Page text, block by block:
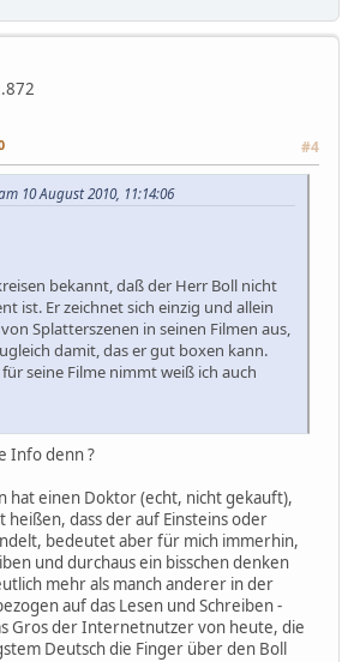
#4
10 August 2010, 11:14:06
bekannt, daß der Herr Boll nicht
ist. Er zeichnet sich einzig und allein
Splatterszenen in seinen Filmen aus,
damit, das er gut boxen kann.
seine Filme nimmt weiß ich auch
Info denn ?
hat einen Doktor (echt, nicht gekauft),
heißen, dass der auf Einsteins oder
bedeutet aber für mich immerhin,
und durchaus ein bisschen denken
mehr als manch anderer in der
auf das Lesen und Schreiben -
Gros der Internetnutzer von heute, die
Deutsch die Finger über den Boll